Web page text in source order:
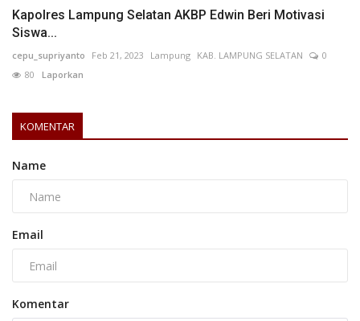
Kapolres Lampung Selatan AKBP Edwin Beri Motivasi
Siswa...
cepu_supriyanto Feb 21, 2023 Lampung KAB. LAMPUNG SELATAN
0
80 Laporkan
KOMENTAR
Name
Email
Komentar